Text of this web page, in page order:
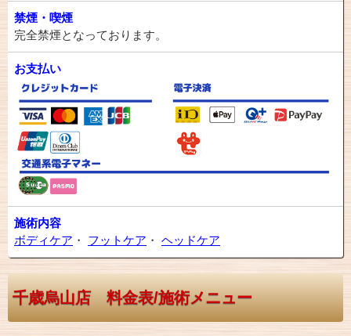
禁煙・喫煙
完全禁煙となっております。
お支払い
施術内容
ボディケア ・ フットケア ・ ヘッドケア
千歳烏山店 料金表/施術メニュー